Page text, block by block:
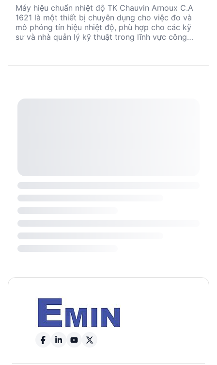
Máy hiệu chuẩn nhiệt độ TK Chauvin Arnoux C.A
1621 là một thiết bị chuyên dụng cho việc đo và
mô phỏng tín hiệu nhiệt độ, phù hợp cho các kỹ
sư và nhà quản lý kỹ thuật trong lĩnh vực công
linh hoạt và độ tin cậy trong các ứng dụng thực